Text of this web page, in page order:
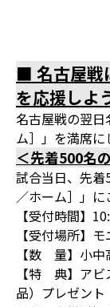
■ 名古屋戦
を応援しよ
名古屋戦の翌
ム］」を満席に
＜先着500名
試合当日、先
／ホーム］」に
【受付時間】
【受付場所】
【数 量】小中
【特 典】アビ
品）プレゼント